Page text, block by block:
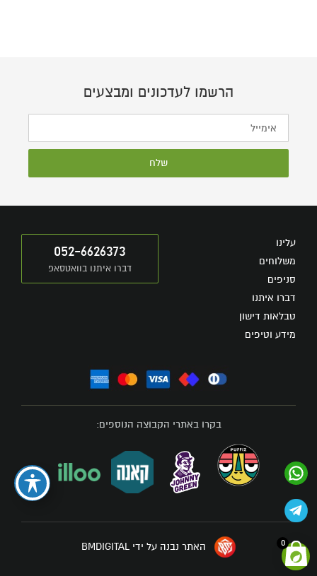
הרשמו לעדכונים ומבצעים
שלח
עלינו
משלוחים
סניפים
דברו איתנו
טבלאות דישון
מידע וטיפים
052-6626373
דברו איתנו בוואטסאפ
בקרו באתרי הקבוצה הנוספים:
האתר נבנה על ידי BMDIGITAL 0